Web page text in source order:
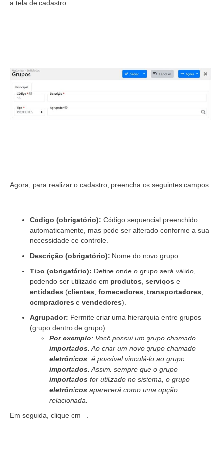
a tela de cadastro.
Agora, para realizar o cadastro, preencha os seguintes campos:
Código (obrigatório): Código sequencial preenchido
automaticamente, mas pode ser alterado conforme a sua
necessidade de controle.
Descrição (obrigatório): Nome do novo grupo.
Tipo (obrigatório): Define onde o grupo será válido,
podendo ser utilizado em produtos, serviços e
entidades (clientes, fornecedores, transportadores,
compradores e vendedores).
Agrupador: Permite criar uma hierarquia entre grupos
(grupo dentro de grupo).
Por exemplo: Você possui um grupo chamado
importados. Ao criar um novo grupo chamado
eletrônicos, é possível vinculá-lo ao grupo
importados. Assim, sempre que o grupo
importados for utilizado no sistema, o grupo
eletrônicos aparecerá como uma opção
relacionada.
Em seguida, clique em
.